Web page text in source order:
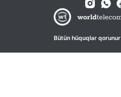
Bütün hüquqlar qorunur